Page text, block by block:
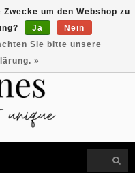
EUR
um den Webshop zu
Ja
Nein
Sie bitte unsere
»